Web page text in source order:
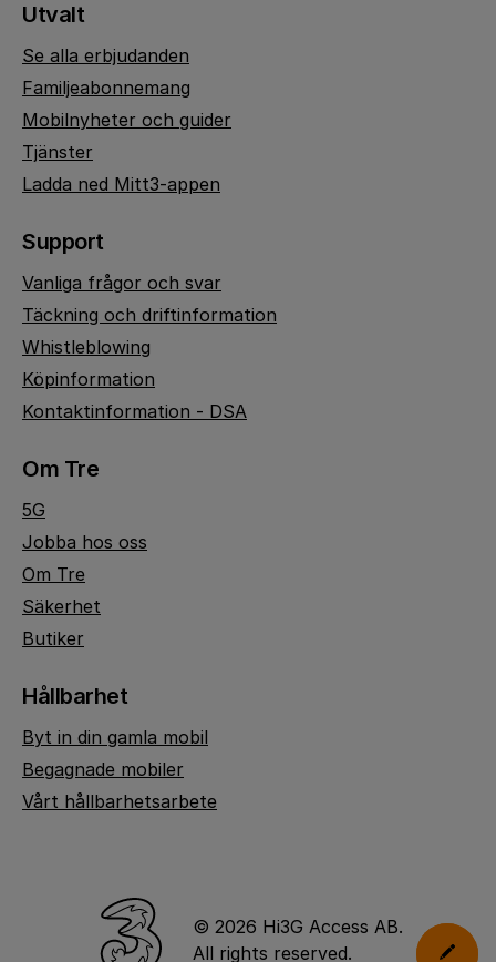
Utvalt
Se alla erbjudanden
Familjeabonnemang
Mobilnyheter och guider
Tjänster
Ladda ned Mitt3-appen
Support
Vanliga frågor och svar
Täckning och driftinformation
Whistleblowing
Köpinformation
Kontaktinformation - DSA
Om Tre
5G
Jobba hos oss
Om Tre
Säkerhet
Butiker
Hållbarhet
Byt in din gamla mobil
Begagnade mobiler
Vårt hållbarhetsarbete
© 2026 Hi3G Access AB.
All rights reserved.